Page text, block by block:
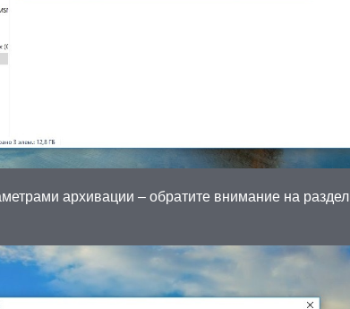
архивации – обратите внимание на раздел